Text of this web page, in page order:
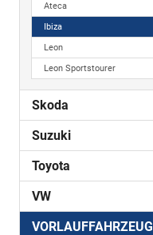
Ateca
Ibiza
Leon
Leon Sportstourer
Skoda
Suzuki
Toyota
VW